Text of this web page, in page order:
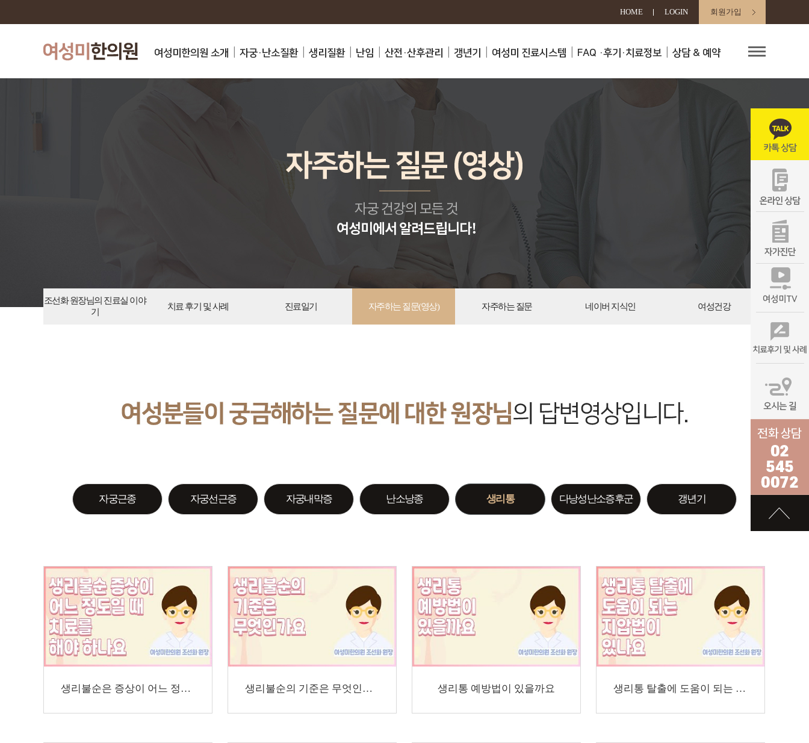
HOME LOGIN 회원가입
여성미한의원 소개 자궁·난소질환 생리질환 난임 산전·산후관리 갱년기 여성미 진료시스템 FAQ ·후기·치료정보 상담 & 예약
조선화 원장님의 진료실 이야
기
치료 후기 및 사례 진료일기 자주하는 질문(영상) 자주하는 질문 네이버 지식인 여성건강
자궁근종 자궁선근증 자궁내막증 난소낭종 생리통 다낭성난소증후군 갱년기
생리불순은 증상이 어느 정도일 때 치료를 해야 하나… 생리불순의 기준은 무엇인가요 생리통 예방법이 있을까요 생리통 탈출에 도움이 되는 지압법이 있나요